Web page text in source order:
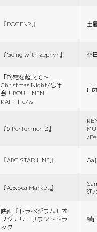
『DOGEN?』 土
『Going with Zephyr』 林
「終電を超えて～
Christmas Night/忘年
会！BOU！NEN！
KAI！」c/w
山
『5 Performer-Z』
/
『ABC STAR LINE』
『A.B.Sea Market』
進/
映画『トラペジウム』オ
リジナル・サウンドトラ
ック
横